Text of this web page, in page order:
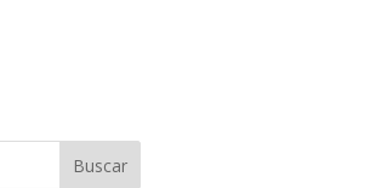
Buscar